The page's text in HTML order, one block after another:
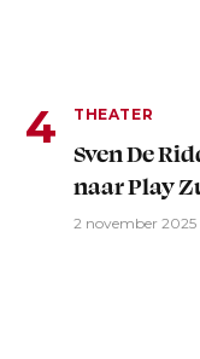
THEATER
Sven De
naar Play
2 november 2025